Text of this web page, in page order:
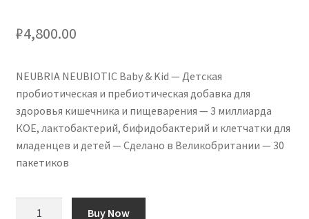
₽4,800.00
NEUBRIA NEUBIOTIC Baby & Kid — Детская
пробиотическая и пребиотическая добавка для
здоровья кишечника и пищеварения — 3 миллиарда
КОЕ, лактобактерий, бифидобактерий и клетчатки для
младенцев и детей — Сделано в Великобритании — 30
пакетиков
Buy Now